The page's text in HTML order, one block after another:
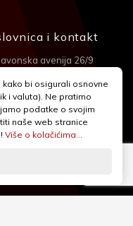
i kontakt
avenija 26/9
1 2455 950
- Pet od 9 - 17h
bi osigurali osnovne
i valuta). Ne pratimo
podatke o svojim
naše web stranice
Više o kolačićima...